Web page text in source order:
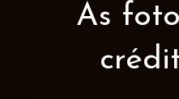
As